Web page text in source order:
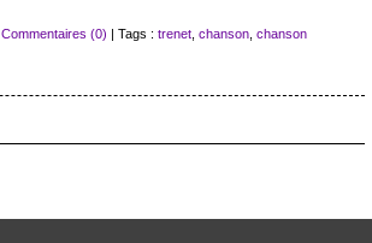
Commentaires (0) | Tags : trenet, chanson, chanson